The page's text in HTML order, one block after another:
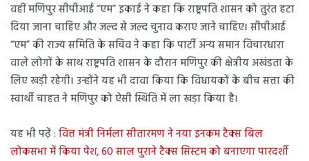
वहीं मणिपुर सीपीआई “एम” इकाई ने कहा कि राष्ट्रपति शासन को तुरंत हटा
दिया जाना चाहिए और जल्द से जल्द चुनाव कराए जाने चाहिए। सीपीआई
“एम” की राज्य समिति के सचिव ने कहा कि पार्टी अन्य समान विचारधारा
वाले लोगों के साथ राष्ट्रपति शासन के दौरान मणिपुर की क्षेत्रीय अखंडता के
लिए खड़ी रहेगी। उन्होंने यह भी दावा किया कि विधायकों के बीच सत्ता की
स्वार्थी चाहत ने मणिपुर को ऐसी स्थिति में ला खड़ा किया है।
यह भी पढ़ें : वित्त मंत्री निर्मला सीतारमण ने नया इनकम टैक्स बिल
लोकसभा में किया पेश, 60 साल पुराने टैक्स सिस्टम को बनाएगा पारदर्शी